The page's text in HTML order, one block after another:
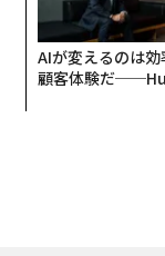
AIが変えるのは効
顧客体験だ